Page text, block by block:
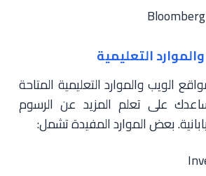
التعليمية
الويب والموارد التعليمية المتاحة
على تعلم المزيد عن الرسوم
بعض الموارد المفيدة تشمل: